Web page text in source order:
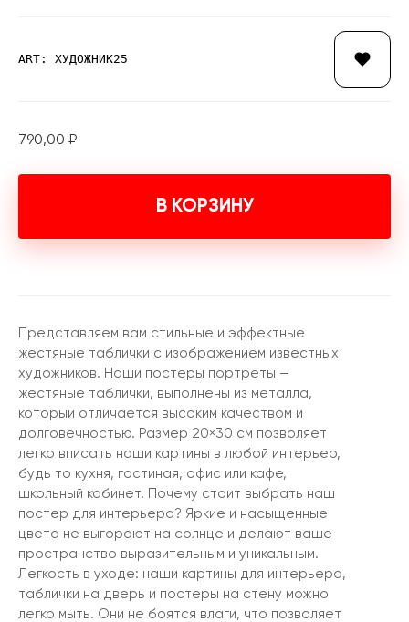
ART: ХУДОЖНИК25
790,00 ₽
В КОРЗИНУ
Представляем вам стильные и эффектные
жестяные таблички с изображением известных
художников. Наши постеры портреты —
жестяные таблички, выполнены из металла,
который отличается высоким качеством и
долговечностью. Размер 20×30 см позволяет
легко вписать наши картины в любой интерьер,
будь то кухня, гостиная, офис или кафе,
школьный кабинет. Почему стоит выбрать наш
постер для интерьера? Яркие и насыщенные
цвета не выгорают на солнце и делают ваше
пространство выразительным и уникальным.
Легкость в уходе: наши картины для интерьера,
таблички на дверь и постеры на стену можно
легко мыть. Они не боятся влаги, что позволяет